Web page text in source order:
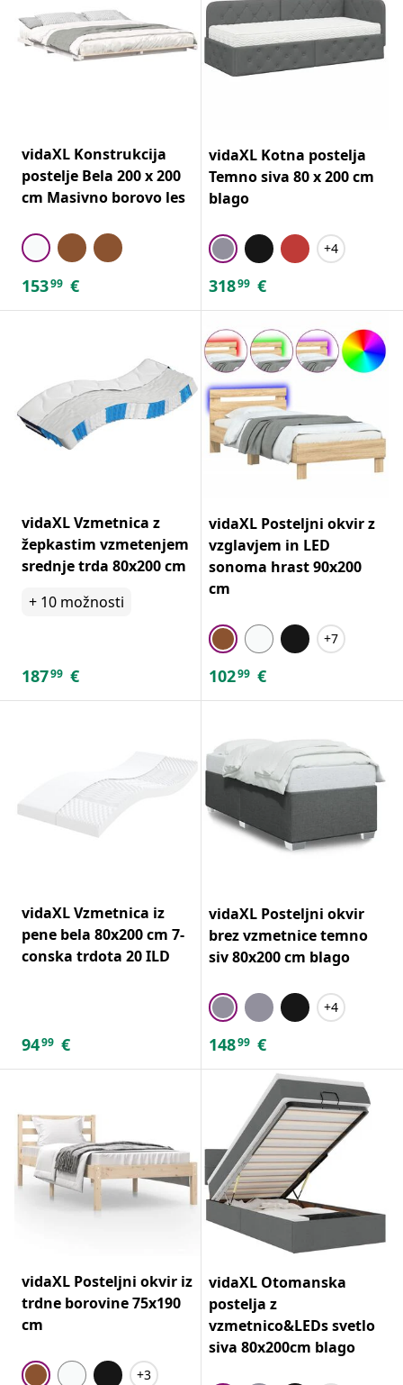
vidaXL Konstrukcija
postelje Bela 200 x 200
cm Masivno borovo les
15399 €
vidaXL Kotna postelja
Temno siva 80 x 200 cm
blago
+4
31899 €
vidaXL Vzmetnica z
žepkastim vzmetenjem
srednje trda 80x200 cm
+ 10 možnosti
18799 €
vidaXL Posteljni okvir z
vzglavjem in LED
sonoma hrast 90x200
cm
+7
10299 €
vidaXL Vzmetnica iz
pene bela 80x200 cm 7-
conska trdota 20 ILD
9499 €
vidaXL Posteljni okvir
brez vzmetnice temno
siv 80x200 cm blago
+4
14899 €
vidaXL Posteljni okvir iz
trdne borovine 75x190
cm
+3
vidaXL Otomanska
postelja z
vzmetnico&LEDs svetlo
siva 80x200cm blago